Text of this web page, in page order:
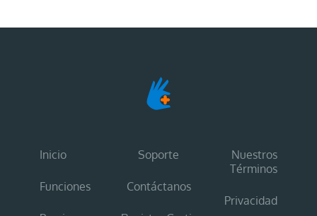
Inicio
Funciones
Soporte
Contáctanos
Nuestros
Términos
Privacidad